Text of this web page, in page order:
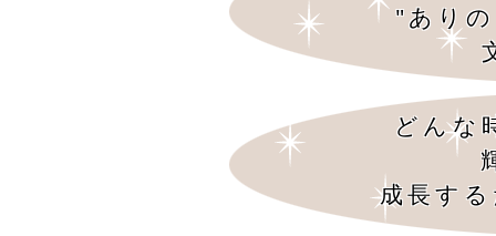
"あり
どんな
成長す